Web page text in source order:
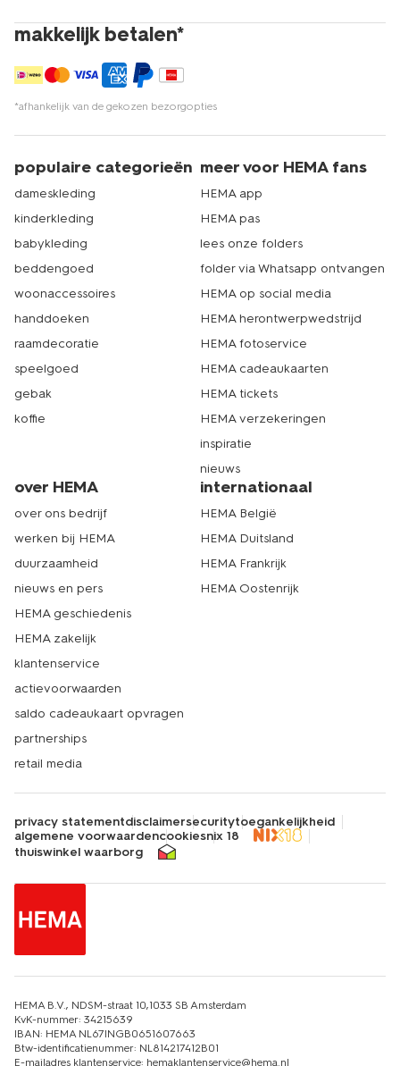
makkelijk betalen*
*afhankelijk van de gekozen bezorgopties
populaire categorieën
dameskleding
kinderkleding
babykleding
beddengoed
woonaccessoires
handdoeken
raamdecoratie
speelgoed
gebak
koffie
meer voor HEMA fans
HEMA app
HEMA pas
lees onze folders
folder via Whatsapp ontvangen
HEMA op social media
HEMA herontwerpwedstrijd
HEMA fotoservice
HEMA cadeaukaarten
HEMA tickets
HEMA verzekeringen
inspiratie
nieuws
over HEMA
over ons bedrijf
werken bij HEMA
duurzaamheid
nieuws en pers
HEMA geschiedenis
HEMA zakelijk
klantenservice
actievoorwaarden
saldo cadeaukaart opvragen
partnerships
retail media
internationaal
HEMA België
HEMA Duitsland
HEMA Frankrijk
HEMA Oostenrijk
privacy statementdisclaimersecuritytoegankelijkheid
algemene voorwaardencookiesnix 18
thuiswinkel waarborg
HEMA B.V., NDSM-straat 10,1033 SB Amsterdam
KvK-nummer: 34215639
IBAN: HEMA NL67INGB0651607663
Btw-identificatienummer: NL814217412B01
E-mailadres klantenservice: hemaklantenservice@hema.nl